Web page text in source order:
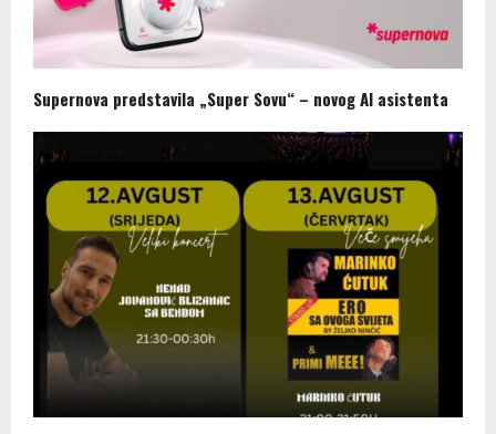
Supernova predstavila „Super Sovu“ – novog AI asistenta